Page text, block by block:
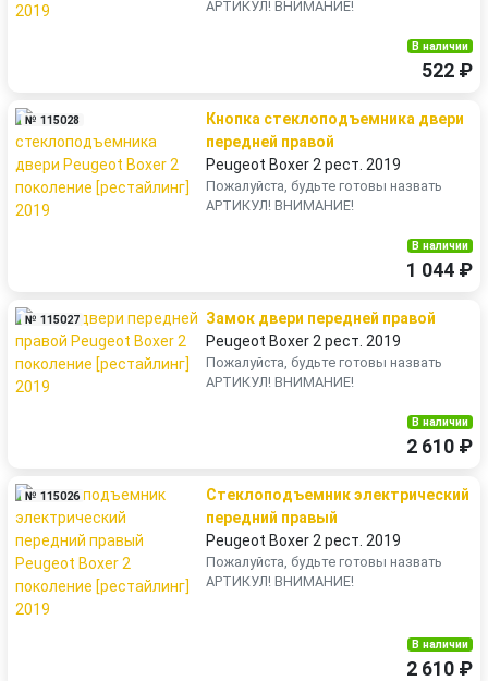
АРТИКУЛ! ВНИМАНИЕ!
В наличии
522 ₽
№ 115028
Кнопка стеклоподъемника двери
передней правой
Peugeot Boxer 2 рест. 2019
Пожалуйста, будьте готовы назвать
АРТИКУЛ! ВНИМАНИЕ!
В наличии
1 044 ₽
№ 115027
Замок двери передней правой
Peugeot Boxer 2 рест. 2019
Пожалуйста, будьте готовы назвать
АРТИКУЛ! ВНИМАНИЕ!
В наличии
2 610 ₽
№ 115026
Стеклоподъемник электрический
передний правый
Peugeot Boxer 2 рест. 2019
Пожалуйста, будьте готовы назвать
АРТИКУЛ! ВНИМАНИЕ!
В наличии
2 610 ₽